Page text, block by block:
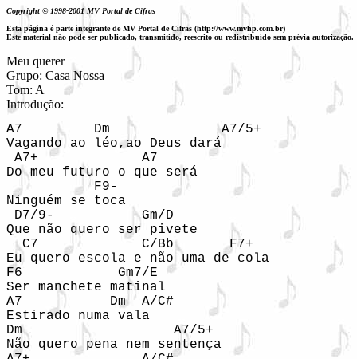
Copyright © 1998-2001 MV Portal de Cifras
Esta página é parte integrante de MV Portal de Cifras (http://www.mvhp.com.br)
Este material não pode ser publicado, transmitido, reescrito ou redistribuído sem prévia autorização.
Meu querer
Grupo: Casa Nossa
Tom: A
Introdução:
A7         Dm              A7/5+
Vagando ao léo,ao Deus dará
A7+             A7
Do meu futuro o que será
           F9-
Ninguém se toca
D7/9-           Gm/D
Que não quero ser pivete
  C7             C/Bb       F7+
Eu quero escola e não uma de cola
F6            Gm7/E
Ser manchete matinal
A7           Dm  A/C#
Estirado numa vala
Dm                   A7/5+
Não quero pena nem sentença